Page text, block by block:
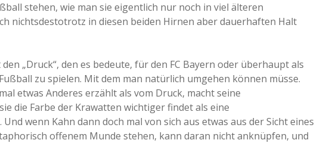
stehen, wie man sie eigentlich nur noch in viel älteren
nichtsdestotrotz in diesen beiden Hirnen aber dauerhaften Halt
„Druck“, den es bedeute, für den FC Bayern oder überhaupt als
zu spielen. Mit dem man natürlich umgehen können müsse.
etwas Anderes erzählt als vom Druck, macht seine
die Farbe der Krawatten wichtiger findet als eine
wenn Kahn dann doch mal von sich aus etwas aus der Sicht eines
offenem Munde stehen, kann daran nicht anknüpfen, und